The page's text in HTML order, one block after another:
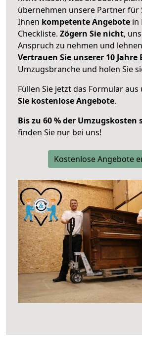
übernehmen unsere Partner für
Ihnen kompetente Angebote in
Checkliste. Zögern Sie nicht,
Anspruch zu nehmen und
Vertrauen Sie unserer 10 Jahre
Umzugsbranche und holen Sie
Füllen Sie jetzt das Formular aus
Sie kostenlose Angebote.
Bis zu 60 % der Umzugskosten
finden Sie nur bei uns!
Kostenlose Angebote